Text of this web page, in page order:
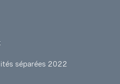
séparées 2022